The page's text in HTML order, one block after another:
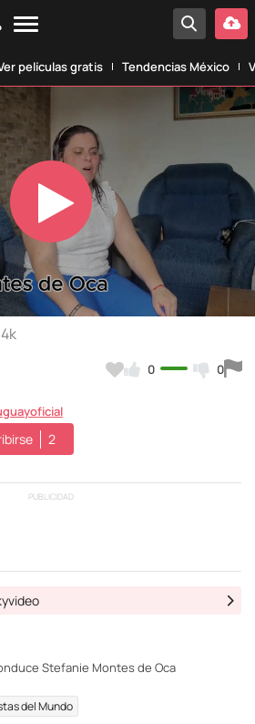
películas gratis Tendencias México
Play
Video
0 0
2
PUBLICIDAD
Stefanie Montes de Oca
del Mundo